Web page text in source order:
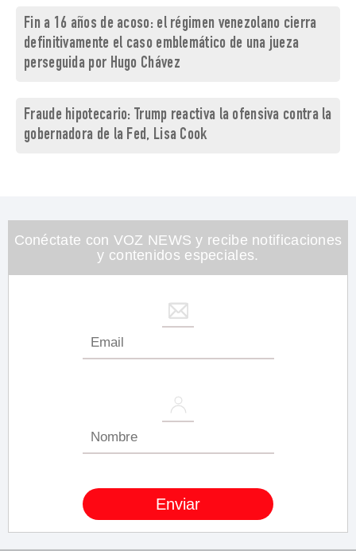
Fin a 16 años de acoso: el régimen venezolano cierra
definitivamente el caso emblemático de una jueza
perseguida por Hugo Chávez
Fraude hipotecario: Trump reactiva la ofensiva contra la
gobernadora de la Fed, Lisa Cook
Conéctate con VOZ NEWS y recibe notificaciones
y contenidos especiales.